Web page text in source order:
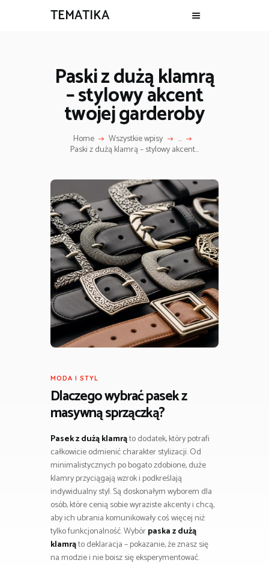
TEMATIKA
Paski z dużą klamrą
– stylowy akcent
twojej garderoby
Home Wszystkie wpisy ...
Paski z dużą klamrą – stylowy akcent...
MODA I STYL
Dlaczego wybrać pasek z
masywną sprzączką?
Pasek z dużą klamrąto dodatek, który potrafi
całkowicie odmienić charakter stylizacji. Od
minimalistycznych po bogato zdobione, duże
klamry przyciągają wzrok i podkreślają
indywidualny styl. Są doskonałym wyborem dla
osób, które cenią sobie wyraziste akcenty i chcą,
aby ich ubrania komunikowały coś więcej niż
tylko funkcjonalność. Wybórpaska z dużą
klamrąto deklaracja – pokazanie, że znasz się
na modzie i nie boisz się eksperymentować.